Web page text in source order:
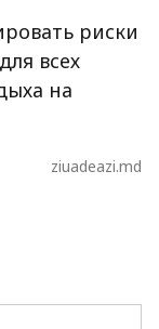
риски
всех
на
ziuadeazi.md